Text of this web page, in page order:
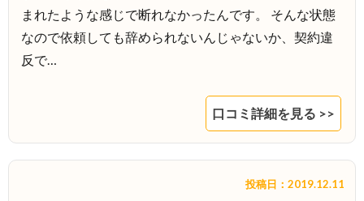
まれたような感じで断れなかったんです。 そんな状態
なので依頼しても辞められないんじゃないか、契約違
反で…
口コミ詳細を見る >>
投稿日：2019.12.11